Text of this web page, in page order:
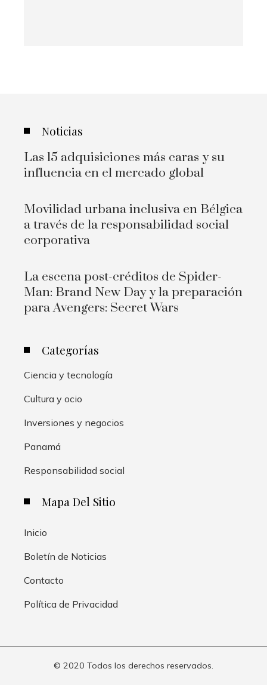
Noticias
Las 15 adquisiciones más caras y su
influencia en el mercado global
Movilidad urbana inclusiva en Bélgica
a través de la responsabilidad social
corporativa
La escena post-créditos de Spider-
Man: Brand New Day y la preparación
para Avengers: Secret Wars
Categorías
Ciencia y tecnología
Cultura y ocio
Inversiones y negocios
Panamá
Responsabilidad social
Mapa Del Sitio
Inicio
Boletín de Noticias
Contacto
Política de Privacidad
© 2020 Todos los derechos reservados.